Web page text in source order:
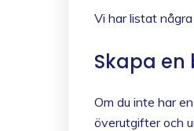
Vi har listat
Skapa
Om du inte har
överutgifter och